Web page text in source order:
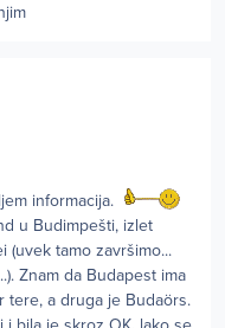
informacija.
u Budimpešti, izlet
(uvek tamo završimo...
Znam da Budapest ima
tere, a druga je Budaörs.